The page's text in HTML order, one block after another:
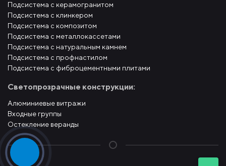
Подсистема с керамогранитом
Подсистема с клинкером
Подсистема с композитом
Подсистема с металлокассетами
Подсистема с натуральным камнем
Подсистема с профнастилом
Подсистема с фиброцементными плитами
Светопрозрачные конструкции:
Алюминиевые витражи
Входные группы
Остекление веранды